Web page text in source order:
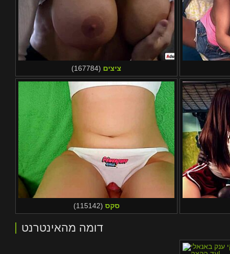
ציצים (167784)
סקס (115142)
דומה מהאינטרנט